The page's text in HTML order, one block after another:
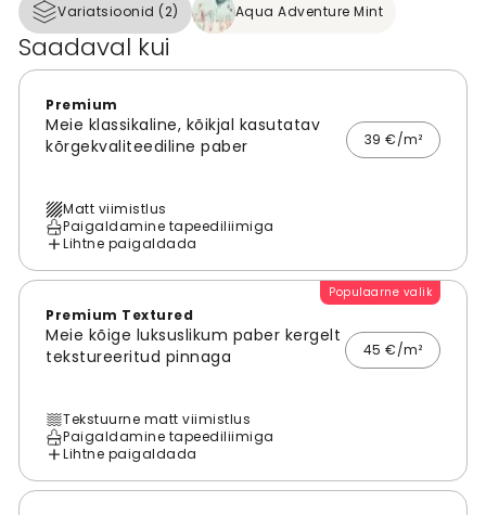
Variatsioonid (2) Aqua Adventure Mint
Saadaval kui
Premium
Meie klassikaline, kõikjal kasutatav
kõrgekvaliteediline paber
39 €/m²
Matt viimistlus
Paigaldamine tapeediliimiga
Lihtne paigaldada
Populaarne valik
Premium Textured
Meie kõige luksuslikum paber kergelt
tekstureeritud pinnaga
45 €/m²
Tekstuurne matt viimistlus
Paigaldamine tapeediliimiga
Lihtne paigaldada